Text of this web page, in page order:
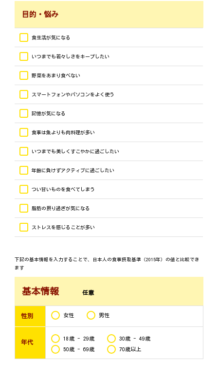
目的・悩み
食生活が気になる
いつまでも若々しさをキープしたい
野菜をあまり食べない
スマートフォンやパソコンをよく使う
記憶が気になる
食事は魚よりも肉料理が多い
いつまでも美しくすこやかに過ごしたい
年齢に負けずアクティブに過ごしたい
つい甘いものを食べてしまう
脂肪の摂り過ぎが気になる
ストレスを感じることが多い
下記の基本情報を入力することで、日本人の食事摂取基準（2015年）の値と比較でき
ます
基本情報 任意
性別 女性 男性
年代
18歳 - 29歳
30歳 - 49歳
50歳 - 69歳
70歳以上